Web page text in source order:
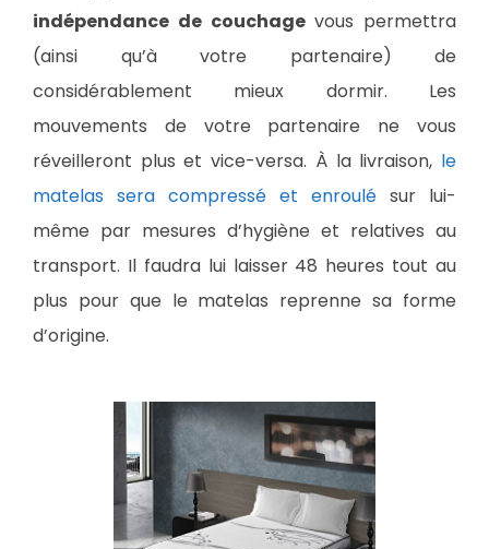
indépendance de couchagevous permettra
(ainsi qu’à votre partenaire) de
considérablement mieux dormir. Les
mouvements de votre partenaire ne vous
réveilleront plus et vice-versa. À la livraison, le
matelas sera compressé et enroulé sur lui-
même par mesures d’hygiène et relatives au
transport. Il faudra lui laisser 48 heures tout au
plus pour que le matelas reprenne sa forme
d’origine.